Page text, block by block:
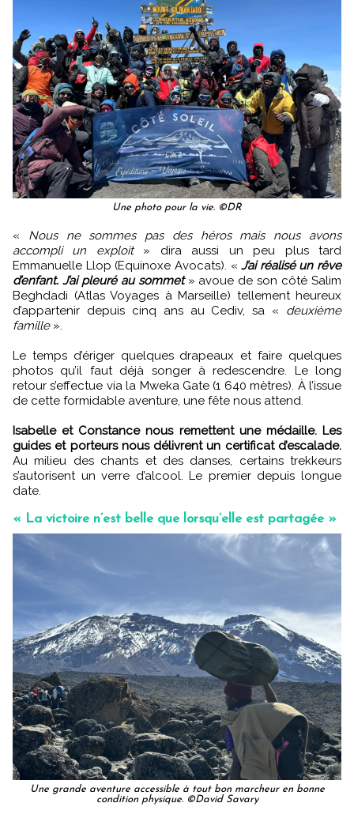
Une photo pour la vie. ©DR
« Nous ne sommes pas des héros mais nous avons
accompli un exploit» dira aussi un peu plus tard
Emmanuelle Llop (Equinoxe Avocats). «J’ai réalisé un rêve
d’enfant. J’ai pleuré au sommet » avoue de son côté Salim
Beghdadi (Atlas Voyages à Marseille) tellement heureux
d’appartenir depuis cinq ans au Cediv, sa « deuxième
famille».
Le temps d’ériger quelques drapeaux et faire quelques
photos qu’il faut déjà songer à redescendre. Le long
retour s’effectue via la Mweka Gate (1 640 mètres). À l’issue
de cette formidable aventure, une fête nous attend.
Isabelle et Constance nous remettent une médaille. Les
guides et porteurs nous délivrent un certificat d’escalade.
Au milieu des chants et des danses, certains trekkeurs
s’autorisent un verre d’alcool. Le premier depuis longue
date.
« La victoire n’est belle que lorsqu’elle est partagée »
Une grande aventure accessible à tout bon marcheur en bonne
condition physique. ©David Savary